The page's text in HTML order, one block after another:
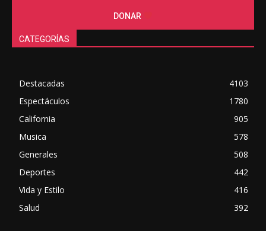
DONAR
CATEGORÍAS
Destacadas
4103
Espectáculos
1780
California
905
Musica
578
Generales
508
Deportes
442
Vida y Estilo
416
Salud
392